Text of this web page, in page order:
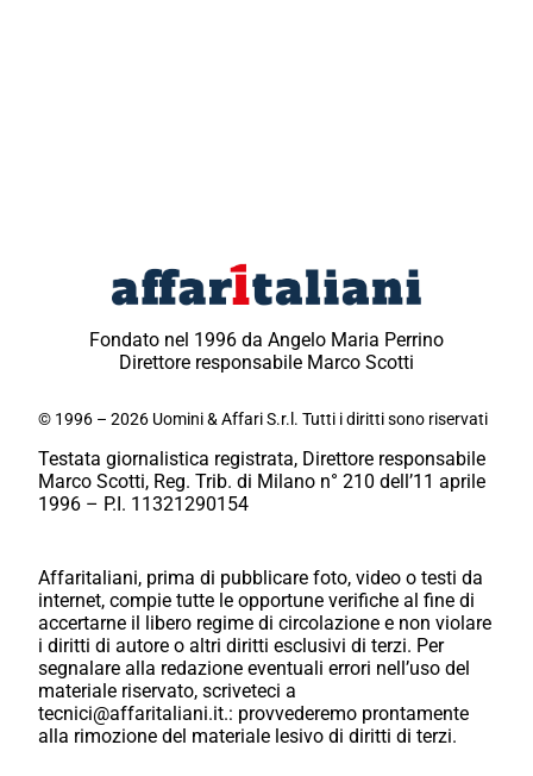
Fondato nel 1996 da Angelo Maria Perrino
Direttore responsabile Marco Scotti
© 1996 – 2026 Uomini & Affari S.r.l. Tutti i diritti sono riservati
Testata giornalistica registrata, Direttore responsabile
Marco Scotti, Reg. Trib. di Milano n° 210 dell’11 aprile
1996 – P.I. 11321290154
Affaritaliani, prima di pubblicare foto, video o testi da
internet, compie tutte le opportune verifiche al fine di
accertarne il libero regime di circolazione e non violare
i diritti di autore o altri diritti esclusivi di terzi. Per
segnalare alla redazione eventuali errori nell’uso del
materiale riservato, scriveteci a
tecnici@affaritaliani.it.: provvederemo prontamente
alla rimozione del materiale lesivo di diritti di terzi.